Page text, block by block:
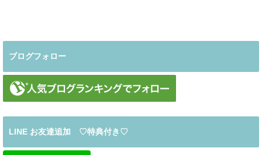
ブログフォロー
LINE お友達追加 ♡特典付き♡